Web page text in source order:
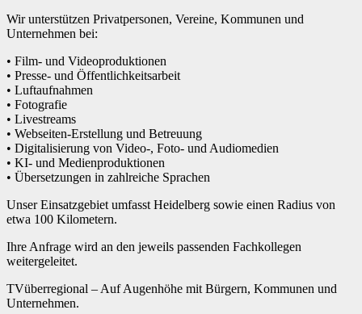
Wir unterstützen Privatpersonen, Vereine, Kommunen und
Unternehmen bei:
• Film- und Videoproduktionen
• Presse- und Öffentlichkeitsarbeit
• Luftaufnahmen
• Fotografie
• Livestreams
• Webseiten-Erstellung und Betreuung
• Digitalisierung von Video-, Foto- und Audiomedien
• KI- und Medienproduktionen
• Übersetzungen in zahlreiche Sprachen
Unser Einsatzgebiet umfasst Heidelberg sowie einen Radius von
etwa 100 Kilometern.
Ihre Anfrage wird an den jeweils passenden Fachkollegen
weitergeleitet.
TVüberregional – Auf Augenhöhe mit Bürgern, Kommunen und
Unternehmen.